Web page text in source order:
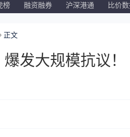
国企指数：
榜 融资融券 沪深港通 比价
正文
发大规模抗议！